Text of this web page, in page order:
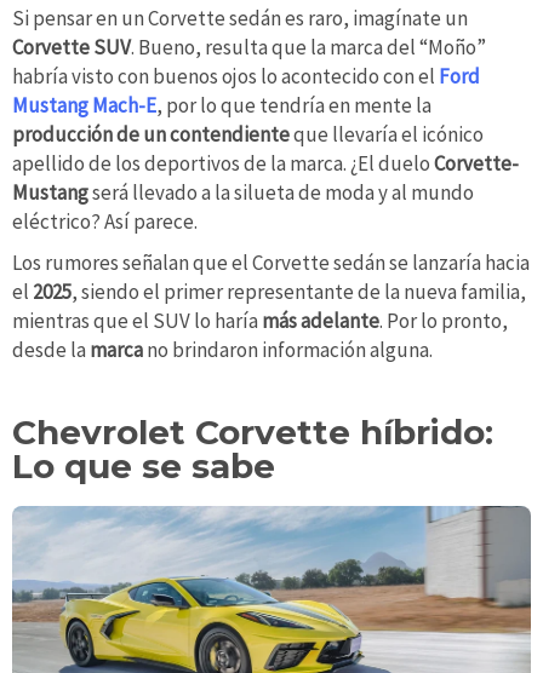
Si pensar en un Corvette sedán es raro, imagínate un
Corvette SUV. Bueno, resulta que la marca del “Moño”
habría visto con buenos ojos lo acontecido con el Ford
Mustang Mach-E, por lo que tendría en mente la
producción de un contendienteque llevaría el icónico
apellido de los deportivos de la marca. ¿El dueloCorvette-
Mustangserá llevado a la silueta de moda y al mundo
eléctrico? Así parece.
Los rumores señalan que el Corvette sedán se lanzaría hacia
el 2025, siendo el primer representante de la nueva familia,
mientras que el SUV lo haría más adelante. Por lo pronto,
desde la marcano brindaron información alguna.
Chevrolet Corvette híbrido:
Lo que se sabe